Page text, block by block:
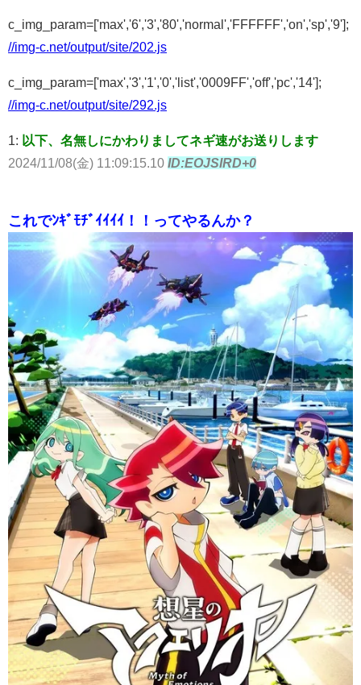
c_img_param=['max','6','3','80','normal','FFFFFF','on','sp','9'];
//img-c.net/output/site/202.js
c_img_param=['max','3','1','0','list','0009FF','off','pc','14'];
//img-c.net/output/site/292.js
1: 以下、名無しにかわりましてネギ速がお送りします
2024/11/08(金) 11:09:15.10 ID:EOJSIRD+0
これでﾝｷﾞﾓﾁﾞｲｲｲｲ！！ってやるんか？